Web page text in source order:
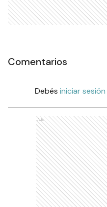
Comentarios
Debés iniciar sesión
Ads